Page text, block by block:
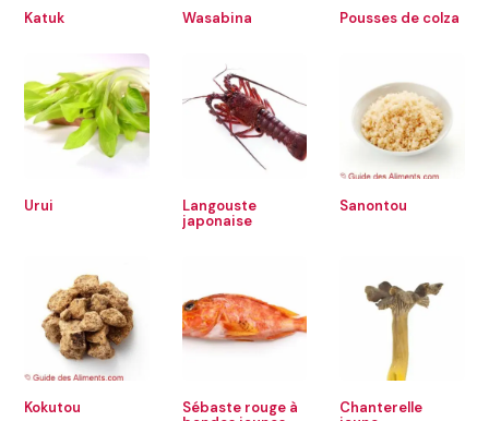
Katuk Wasabina Pousses de colza
Urui
Langouste
japonaise
Sanontou
Kokutou
Sébaste rouge à
Chanterelle